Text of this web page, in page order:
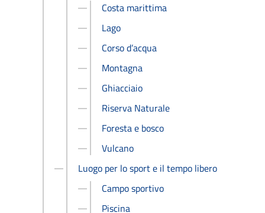
Costa marittima
Lago
Corso d’acqua
Montagna
Ghiacciaio
Riserva Naturale
Foresta e bosco
Vulcano
Luogo per lo sport e il tempo libero
Campo sportivo
Piscina